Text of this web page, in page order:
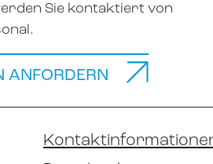
Sie kontaktiert von
ANFORDERN